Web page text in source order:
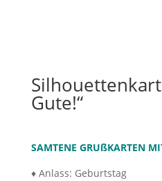
Gute!“
SAMTENE GRUßKARTEN
♦ Anlass: Geburtstag